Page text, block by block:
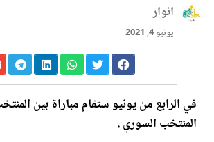
انوار
يونيو 4, 2021
في الرابع من يونيو ستقام مباراة بين
المنتخب السوري .